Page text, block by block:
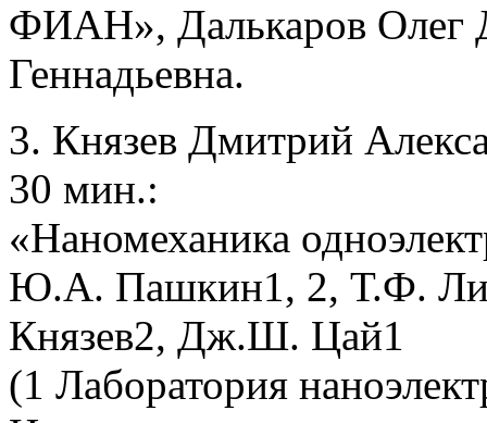
ФИАН», Далькаров Олег
Геннадьевна.
3. Князев Дмитрий
30 мин.:
«Наномеханика
Ю.А. Пашкин1, 2, Т.Ф.
Князев2, Дж.Ш. Цай1
(1 Лаборатория